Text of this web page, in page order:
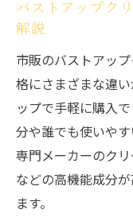
バストアップク
解説
市販のバストアッ
格にさまざまな違
ップで手軽に購入
分や誰でも使いやす
専門メーカーのク
などの高機能成分
ます。